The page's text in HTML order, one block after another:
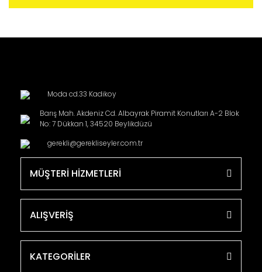
Moda cd.33 Kadikoy
Barış Mah. Akdeniz Cd. Albayrak Piramit Konutları A-2 Blok
No: 7 Dükkan 1, 34520 Beylikdüzü
gerekli@gerekliseyler.com.tr
MÜŞTERİ HİZMETLERİ
ALIŞVERİŞ
KATEGORİLER